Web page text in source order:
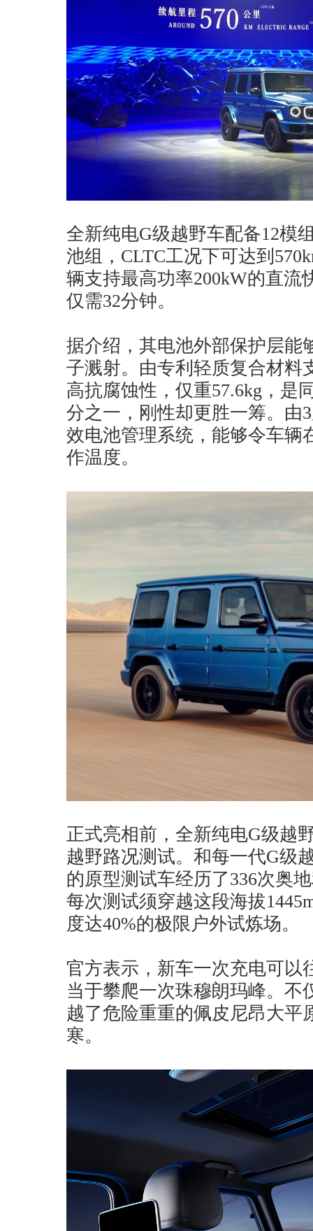
全新纯电G级越野车配备12模
池组，CLTC工况下可达到
辆支持最高功率200kW的直流
仅需32分钟。
据介绍，其电池外部保护层能
子溅射。由专利轻质复合材料
高抗腐蚀性，仅重57.6kg，是
分之一，刚性却更胜一筹。由
效电池管理系统，能够令车辆
作温度。
正式亮相前，全新纯电G级越
越野路况测试。和每一代G级
的原型测试车经历了336次奥
每次测试须穿越这段海拔
度达40%的极限户外试炼场。
官方表示，新车一次充电可以
当于攀爬一次珠穆朗玛峰。不
越了危险重重的佩皮尼昂大平
寒。